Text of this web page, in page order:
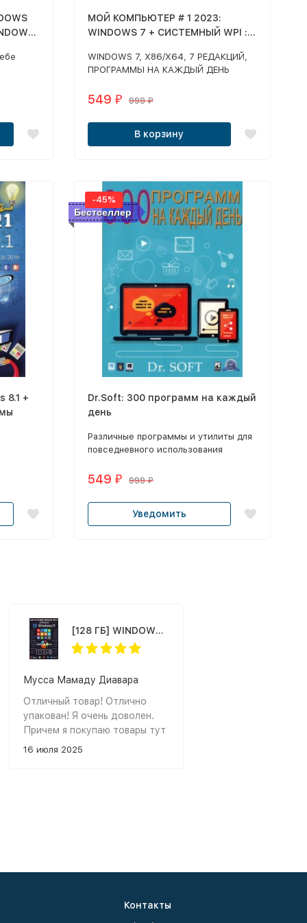
МОЙ КОМПЬЮТЕР # 1 2023:
WINDOWS 7 + СИСТЕМНЫЙ WPI :
РЕДАКЦИЙ, ПРОГРАММЫ НА
КАЖДЫЙ ДЕНЬ
WINDOWS 7, X86/X64, 7 РЕДАКЦИЙ,
ПРОГРАММЫ НА КАЖДЫЙ ДЕНЬ
549 ₽ 999₽
В корзину
8.1 +
Бестселлер
-45%
Dr.Soft: 300 программ на каждый
день
Различные программы и утилиты для
повседневного использования
549 ₽ 999₽
Уведомить
[128 ГБ] WINDOWS 11 ЗАГРУЗОЧНЫЙ + СОФТ: WPI + DRIVER PACK - DVD BOX + флешка 128 ГБ
Мусса Мамаду Диавара
Отличный товар! Отлично
упакован! Я очень доволен.
Причем я покупаю товары тут
уже много лет и все удачно.
16 июля 2025
Контакты